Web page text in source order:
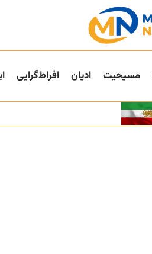
مسیحیت ادیان افراط‌گرایی